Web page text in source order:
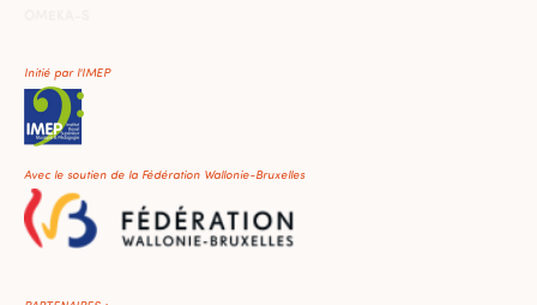
Initié par l'IMEP
Avec le soutien de la Fédération Wallonie-Bruxelles